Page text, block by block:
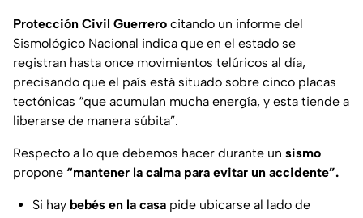
Protección Civil Guerrero citando un informe del
Sismológico Nacional indica que en el estado se
registran hasta once movimientos telúricos al día,
precisando que el país está situado sobre cinco placas
tectónicas “que acumulan mucha energía, y esta tiende a
liberarse de manera súbita”.
Respecto a lo que debemos hacer durante un sismo
propone “mantener la calma para evitar un accidente”.
Si hay bebés en la casa pide ubicarse al lado de